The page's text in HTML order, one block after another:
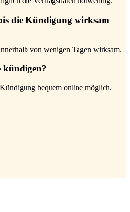
die Kündigung wirksam
von wenigen Tagen wirksam.
kündigen?
bequem online möglich.